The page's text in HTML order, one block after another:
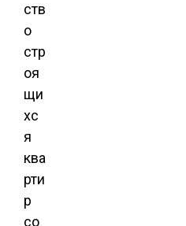
ств
о
стр
оя
щи
хс
я
ква
рти
р
со